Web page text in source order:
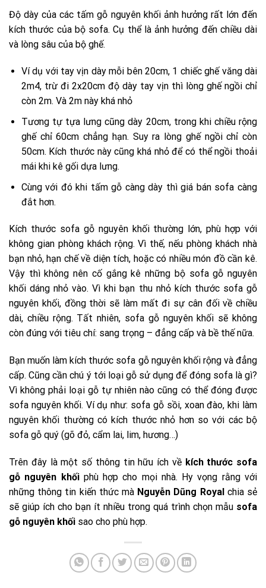
Độ dày của các tấm gỗ nguyên khối ảnh hưởng rất lớn đến
kích thước của bộ sofa. Cụ thể là ảnh hưởng đến chiều dài
và lòng sâu của bộ ghế.
Ví dụ với tay vịn dày mỗi bên 20cm, 1 chiếc ghế văng dài
2m4, trừ đi 2x20cm độ dày tay vịn thì lòng ghế ngồi chỉ
còn 2m. Và 2m này khá nhỏ
Tương tự tựa lưng cũng dày 20cm, trong khi chiều rộng
ghế chỉ 60cm chẳng hạn. Suy ra lòng ghế ngồi chỉ còn
50cm. Kích thước này cũng khá nhỏ để có thể ngồi thoải
mái khi kê gối dựa lưng.
Cùng với đó khi tấm gỗ càng dày thì giá bán sofa càng
đắt hơn.
Kích thước sofa gỗ nguyên khối thường lớn, phù hợp với
không gian phòng khách rộng. Vì thế, nếu phòng khách nhà
bạn nhỏ, hạn chế về diện tích, hoặc có nhiều món đồ cần kê.
Vậy thì không nên cố gắng kê những bộ sofa gỗ nguyên
khối dáng nhỏ vào. Vì khi bạn thu nhỏ kích thước sofa gỗ
nguyên khối, đồng thời sẽ làm mất đi sự cân đối về chiều
dài, chiều rộng. Tất nhiên, sofa gỗ nguyên khối sẽ không
còn đúng với tiêu chí: sang trọng – đẳng cấp và bề thế nữa.
Bạn muốn làm kích thước sofa gỗ nguyên khối rộng và đẳng
cấp. Cũng cần chú ý tới loại gỗ sử dụng để đóng sofa là gì?
Vì không phải loại gỗ tự nhiên nào cũng có thể đóng được
sofa nguyên khối. Ví dụ như: sofa gỗ sồi, xoan đào, khi làm
nguyên khối thường có kích thước nhỏ hơn so với các bộ
sofa gỗ quý (gõ đỏ, cẩm lai, lim, hương…)
Trên đây là một số thông tin hữu ích về kích thước sofa
gỗ nguyên khốiphù hợp cho mọi nhà. Hy vọng rằng với
những thông tin kiến thức mà Nguyễn Dũng Royalchia sẻ
sẽ giúp ích cho bạn ít nhiều trong quá trình chọn mẫu sofa
gỗ nguyên khối sao cho phù hợp.